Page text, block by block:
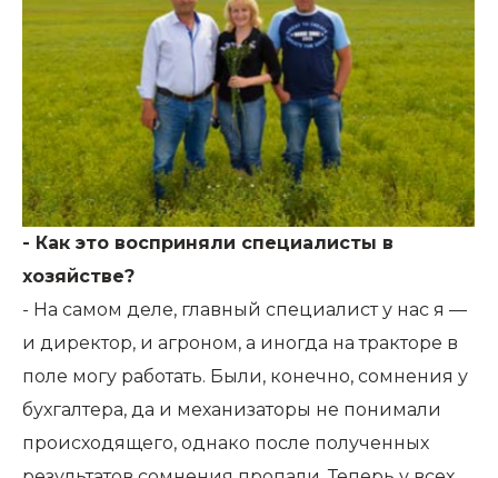
- Как это восприняли специалисты в
хозяйстве?
- На самом деле, главный специалист у нас я —
и директор, и агроном, а иногда на тракторе в
поле могу работать. Были, конечно, сомнения у
бухгалтера, да и механизаторы не понимали
происходящего, однако после полученных